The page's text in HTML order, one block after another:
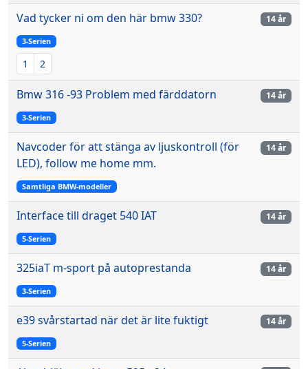
Vad tycker ni om den här bmw 330?
3-Serien
1 2
14 år
Bmw 316 -93 Problem med färddatorn
3-Serien
14 år
Navcoder för att stänga av ljuskontroll (för
LED), follow me home mm.
Samtliga BMW-modeller
14 år
Interface till draget 540 IAT
5-Serien
14 år
325iaT m-sport på autoprestanda
3-Serien
14 år
e39 svårstartad när det är lite fuktigt
5-Serien
14 år